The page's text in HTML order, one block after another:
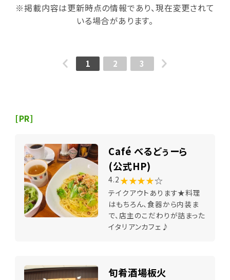
※掲載内容は更新時点の情報であり、現在変更されて
いる場合があります。
1 2 3
[PR]
Café べるどぅーら
(公式HP)
4.2 ★★★★☆
テイクアウトあります★料理
はもちろん、食器から内装ま
で、店主のこだわりが詰まった
イタリアンカフェ♪
旬肴酒場板火